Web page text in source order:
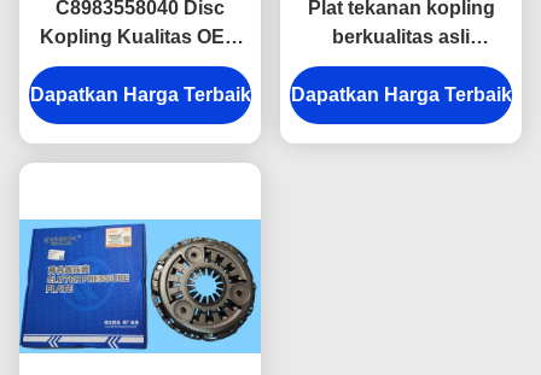
C8983558040 Disc
Kopling Kualitas OEM
untuk ISUZU D-MAX &
MU-X, Presisi Pas
275mm.
Dapatkan Harga Terbaik
Plat tekanan kopling
berkualitas asli
CA100020890 untuk
Isuzu D-MAX & Lingtuo
& Ruimai Pickup Truck
Dapatkan Harga Terbaik